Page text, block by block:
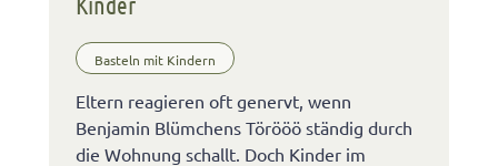
Basteln mit Kindern
Eltern reagieren oft genervt, wenn
Benjamin Blümchens Törööö ständig durch
die Wohnung schallt. Doch Kinder im